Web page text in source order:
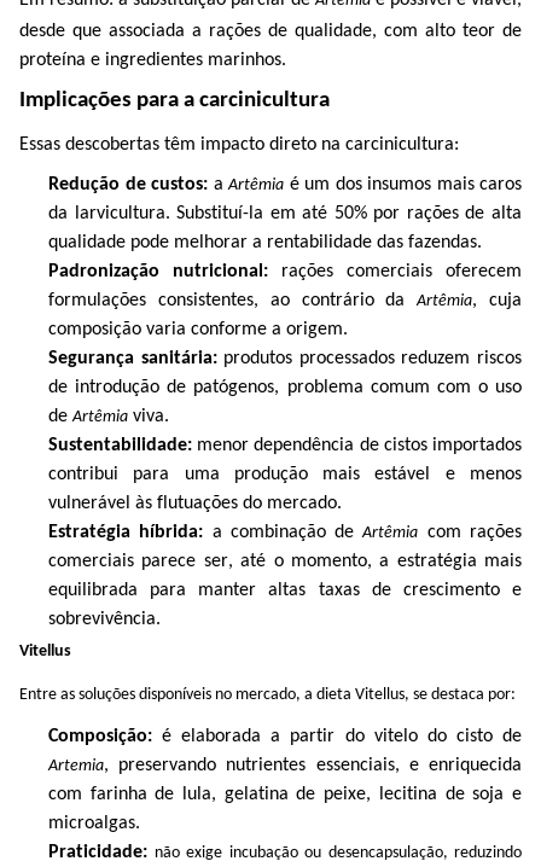
desde que associada a rações de qualidade, com alto teor de
proteína e ingredientes marinhos.
Implicações para a carcinicultura
Essas descobertas têm impacto direto na carcinicultura:
Redução de custos: aArtêmia é um dos insumos mais caros
da larvicultura. Substituí-la em até 50% por rações de alta
qualidade pode melhorar a rentabilidade das fazendas.
Padronização nutricional: rações comerciais oferecem
formulações consistentes, ao contrário daArtêmia, cuja
composição varia conforme a origem.
Segurança sanitária:produtos processados reduzem riscos
de introdução de patógenos, problema comum com o uso
deArtêmia viva.
Sustentabilidade: menor dependência de cistos importados
contribui para uma produção mais estável e menos
vulnerável às flutuações do mercado.
Estratégia híbrida: a combinação deArtêmia com rações
comerciais parece ser, até o momento, a estratégia mais
equilibrada para manter altas taxas de crescimento e
sobrevivência.
Vitellus
Entre as soluções disponíveis no mercado, a dieta Vitellus, se destaca por:
Composição: é elaborada a partir do vitelo do cisto de
Artemia, preservando nutrientes essenciais, e enriquecida
com farinha de lula, gelatina de peixe, lecitina de soja e
microalgas.
Praticidade: não exige incubação ou desencapsulação, reduzindo